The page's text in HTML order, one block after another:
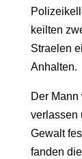
keilten
Straelen
Anhalten.
Der
verlassen
Gewalt
fanden